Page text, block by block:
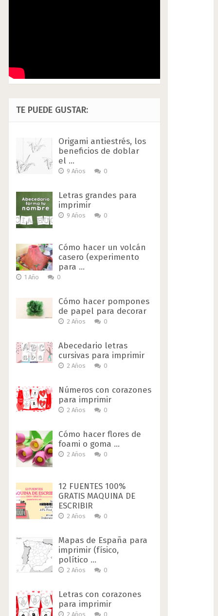
TE PUEDE GUSTAR:
Origami antiestrés, los
beneficios de doblar
el …
9 Años 0
Letras grandes para
imprimir
9 Años 0
Cómo hacer un volcán
casero (experimento
para …
1 Año 0
Cómo hacer pompones
de papel para decorar
2 Años 0
Abecedario letras
cursivas para imprimir
2 Años 0
Números con corazones
para imprimir
2 Años 0
Cómo hacer flores de
foami o goma …
2 Años 0
12 FUENTES 100%
GRATIS MAQUINA DE
ESCRIBIR
2 Años 0
Mapas de España para
imprimir (físico,
político …
2 Años 0
Letras con corazones
para imprimir
2 Años 0